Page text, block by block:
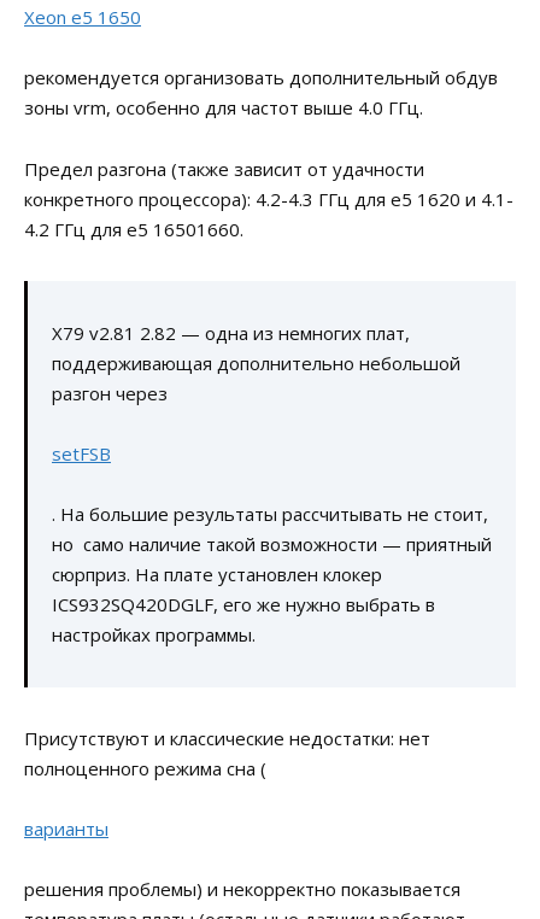
Xeon e5 1650
рекомендуется организовать дополнительный обдув
зоны vrm, особенно для частот выше 4.0 ГГц.
Предел разгона (также зависит от удачности
конкретного процессора): 4.2-4.3 ГГц для e5 1620 и 4.1-
4.2 ГГц для e5 16501660.
X79 v2.81 2.82 — одна из немногих плат,
поддерживающая дополнительно небольшой
разгон через
setFSB
. На большие результаты рассчитывать не стоит,
но само наличие такой возможности — приятный
сюрприз. На плате установлен клокер
ICS932SQ420DGLF, его же нужно выбрать в
настройках программы.
Присутствуют и классические недостатки: нет
полноценного режима сна (
варианты
решения проблемы) и некорректно показывается